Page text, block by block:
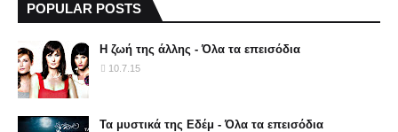
POPULAR POSTS
Η ζωή της άλλης - Όλα τα επεισόδια
10.7.15
Τα μυστικά της Εδέμ - Όλα τα επεισόδια